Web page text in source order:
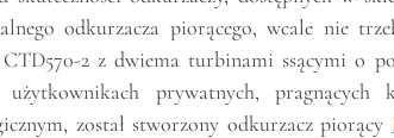
odkurzacza piorącego, wcale nie
2 z dwiema turbinami ssącymi o
prywatnych, pragnących
został stworzony odkurzacz piorący